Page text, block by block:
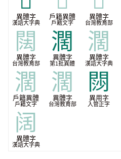
異體字
漢語大字典
戶籍異體
戶籍文字
異體字
台灣教育部
䦢
異體字
台灣教育部
濶
異體字
第1批異體
濶
異體字
漢語大字典
濶
戶籍異體
戶籍文字
濶
異體字
台灣教育部
閯
異用字
入管正字
阔
異體字
漢語大字典